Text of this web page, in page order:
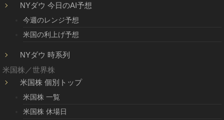
NYダウ 今日のAI予想
今週のレンジ予想
米国の利上げ予想
NYダウ 時系列
米国株／世界株
米国株 個別トップ
米国株 一覧
米国株 休場日